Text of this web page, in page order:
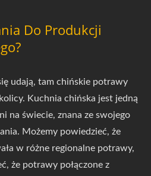
Do Produkcji
udają, tam chińskie potrawy
Kuchnia chińska jest jedną
na świecie, znana ze swojego
Możemy powiedzieć, że
w różne regionalne potrawy,
że potrawy połączone z